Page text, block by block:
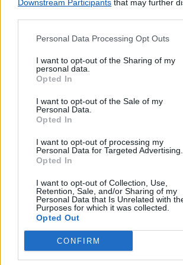
Downstream Participants that may further
Personal Data Processing Opt Outs
I want to opt-out of the Sharing of my
personal data.
Opted In
I want to opt-out of the Sale of my
Personal Data.
Opted In
I want to opt-out of processing my
Personal Data for Targeted Advertising.
Opted In
I want to opt-out of Collection, Use,
Retention, Sale, and/or Sharing of my
Personal Data that Is Unrelated with
Purposes for which it was collected.
Opted Out
CONFIRM
Lojas mais próximas
VILA SECA(2.16 km)